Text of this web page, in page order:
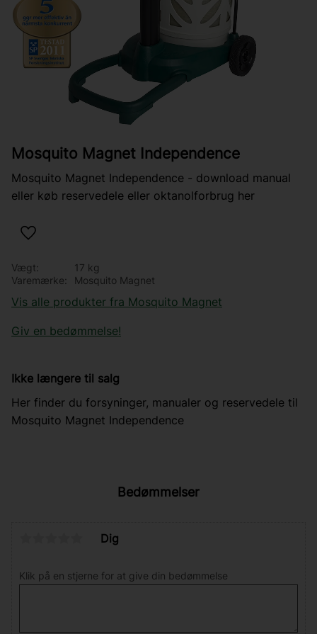
Mosquito Magnet Independence
Mosquito Magnet Independence - download manual
eller køb reservedele eller oktanolforbrug her
Gem som favorit
Vægt
17 kg
Varemærke
Mosquito Magnet
Vis alle produkter fra Mosquito Magnet
Giv en bedømmelse!
Ikke længere til salg
Her finder du forsyninger, manualer og reservedele til
Mosquito Magnet Independence
Bedømmelser
Dig
Klik på en stjerne for at give din bedømmelse